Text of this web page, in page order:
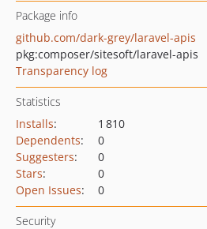
Package info
github.com/dark-grey/laravel-apis
pkg:composer/sitesoft/laravel-apis
Transparency log
Statistics
Installs:
1 810
Dependents:
0
Suggesters:
0
Stars:
0
Open Issues: 0
Security